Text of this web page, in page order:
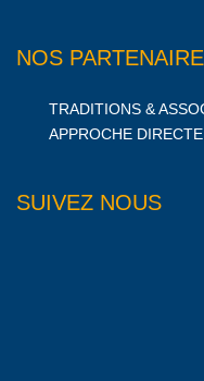
NOS
TRADITIONS &
APPROCHE DIRECTE
SUIVEZ NOUS